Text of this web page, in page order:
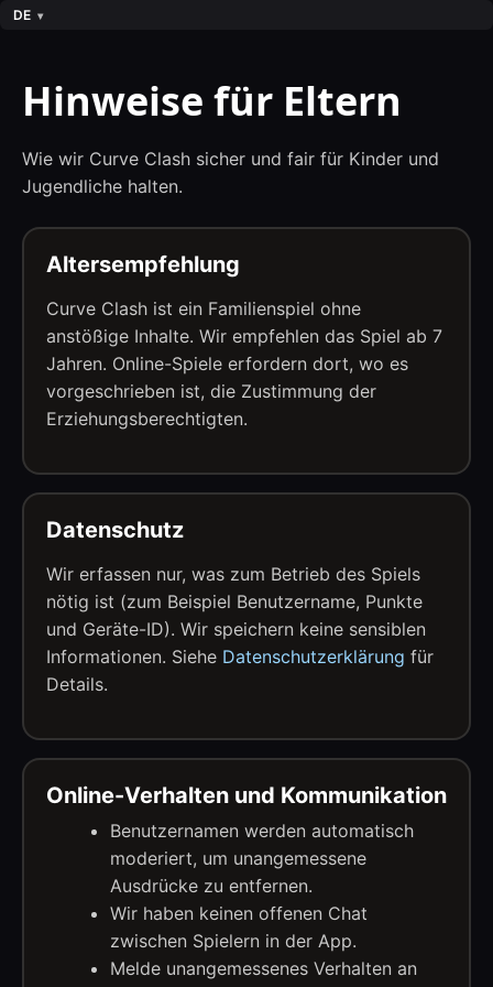
DE
Hinweise für Eltern
Wie wir Curve Clash sicher und fair für Kinder und
Jugendliche halten.
Altersempfehlung
Curve Clash ist ein Familienspiel ohne
anstößige Inhalte. Wir empfehlen das Spiel ab 7
Jahren. Online-Spiele erfordern dort, wo es
vorgeschrieben ist, die Zustimmung der
Erziehungsberechtigten.
Datenschutz
Wir erfassen nur, was zum Betrieb des Spiels
nötig ist (zum Beispiel Benutzername, Punkte
und Geräte-ID). Wir speichern keine sensiblen
Informationen. Siehe Datenschutzerklärung für
Details.
Online-Verhalten und Kommunikation
Benutzernamen werden automatisch
moderiert, um unangemessene
Ausdrücke zu entfernen.
Wir haben keinen offenen Chat
zwischen Spielern in der App.
Melde unangemessenes Verhalten an